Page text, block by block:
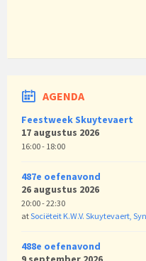
AGENDA
Feestweek Skuytevaert
17 augustus 2026
16:00 - 18:00
487e oefenavond
26 augustus 2026
20:00 - 22:30
atSociëteit K.W.V. Skuytevaert,
488e oefenavond